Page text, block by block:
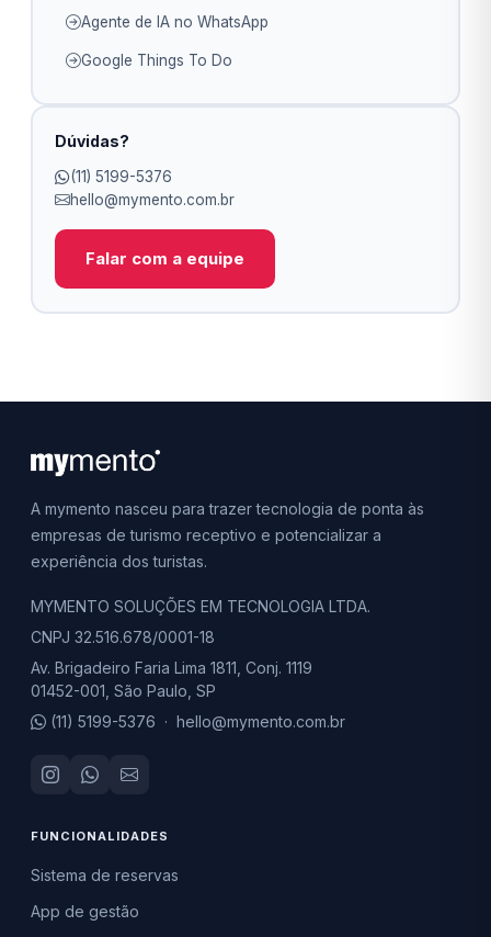
Agente de IA no WhatsApp
Google Things To Do
Dúvidas?
(11) 5199-5376
hello@mymento.com.br
Falar com a equipe
A mymento nasceu para trazer tecnologia de ponta às
empresas de turismo receptivo e potencializar a
experiência dos turistas.
MYMENTO SOLUÇÕES EM TECNOLOGIA LTDA.
CNPJ 32.516.678/0001-18
Av. Brigadeiro Faria Lima 1811, Conj. 1119
01452-001, São Paulo, SP
(11) 5199-5376 · hello@mymento.com.br
FUNCIONALIDADES
Sistema de reservas
App de gestão